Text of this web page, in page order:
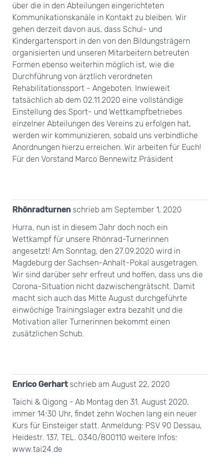
über die in den Abteilungen eingerichteten
Kommunikationskanäle in Kontakt zu bleiben. Wir
gehen derzeit davon aus, dass Schul- und
Kindergartensport in den von den Bildungsträgern
organisierten und unseren Mitarbeitern betreuten
Formen ebenso weiterhin möglich ist, wie die
Durchführung von ärztlich verordneten
Rehabilitationssport - Angeboten. Inwieweit
tatsächlich ab dem 02.11.2020 eine vollständige
Einstellung des Sport- und Wettkampfbetriebes
einzelner Abteilungen des Vereins zu erfolgen hat,
werden wir kommunizieren, sobald uns verbindliche
Anordnungen hierzu erreichen. Wir arbeiten für Euch!
Für den Vorstand Marco Bennewitz Präsident
Rhönradturnen schrieb am September 1, 2020
Hurra, nun ist in diesem Jahr doch noch ein
Wettkampf für unsere Rhönrad-Turnerinnen
angesetzt! Am Sonntag, den 27.09.2020 wird in
Magdeburg der Sachsen-Anhalt-Pokal ausgetragen.
Wir sind darüber sehr erfreut und hoffen, dass uns die
Corona-Situation nicht dazwischengrätscht. Damit
macht sich auch das Mitte August durchgeführte
einwöchige Trainingslager extra bezahlt und die
Motivation aller Turnerinnen bekommt einen
zusätzlichen Schub.
Enrico Gerhart schrieb am August 22, 2020
Taichi & Qigong - Ab Montag den 31. August 2020,
immer 14:30 Uhr, findet zehn Wochen lang ein neuer
Kurs für Einsteiger statt. Anmeldung: PSV 90 Dessau,
Heidestr. 137, TEL. 0340/800110 weitere Infos:
www.tai24.de